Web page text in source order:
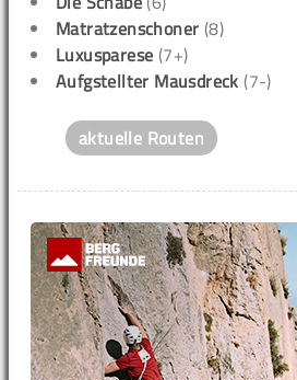
Matratzenschoner (8)
Luxusparese (7+)
Aufgstellter Mausdreck (7-)
aktuelle Routen